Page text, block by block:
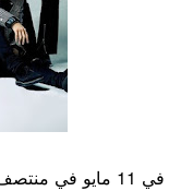
في 11 مايو في